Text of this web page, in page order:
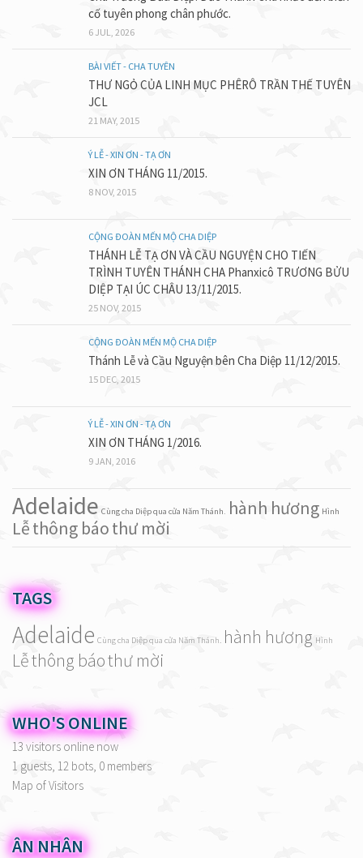
cố tuyên phong chân phước.
6 JUL, 2026
BÀI VIẾT - CHA TUYÊN
THƯ NGỎ CỦA LINH MỤC PHÊRÔ TRẦN THẾ TUYÊN
JCL
21 MAY, 2015
Ý LỄ - XIN ƠN - TẠ ƠN
XIN ƠN THÁNG 11/2015.
8 NOV, 2015
CỘNG ĐOÀN MẾN MỘ CHA DIỆP
THÁNH LỄ TẠ ƠN VÀ CẦU NGUYỆN CHO TIẾN
TRÌNH TUYÊN THÁNH CHA Phanxicô TRƯƠNG BỬU
DIỆP TẠI ÚC CHÂU 13/11/2015.
25 NOV, 2015
CỘNG ĐOÀN MẾN MỘ CHA DIỆP
Thánh Lễ và Cầu Nguyện bên Cha Diệp 11/12/2015.
15 DEC, 2015
Ý LỄ - XIN ƠN - TẠ ƠN
XIN ƠN THÁNG 1/2016.
9 JAN, 2016
Adelaide Cùng cha Diệp qua cửa Năm Thánh. hành hương Hình
Lễthông báothư mời
TAGS
Adelaide Cùng cha Diệp qua cửa Năm Thánh. hành hương Hình
Lễthông báothư mời
WHO'S ONLINE
13 visitors online now
1 guests, 12 bots, 0 members
Map of Visitors
ÂN NHÂN